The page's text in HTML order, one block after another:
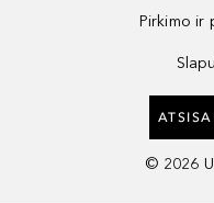
Pirkimo ir
© 2026